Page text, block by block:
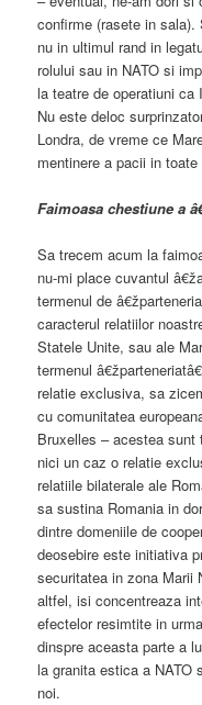
confirme (rasete in
nu in ultimul rand in
rolului sau in NATO si
la teatre de operatiuni
Nu este deloc
Londra, de vreme ce
mentinere a pacii in
Faimoasa chestiune a
Sa trecem acum la
nu-mi place cuvantul
termenul de
caracterul relatiilor
Statele Unite, sau ale
termenul
relatie exclusiva, sa
cu comunitatea
Bruxelles – acestea
nici un caz o relatie
relatiile bilaterale ale
sa sustina Romania in
dintre domeniile de
deosebire este initiativa
securitatea in zona Marii
altfel, isi concentreaza
efectelor resimtite in
dinspre aceasta parte a
la granita estica a NATO
noi.